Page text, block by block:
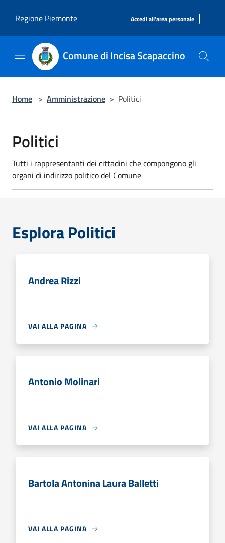
Regione Piemonte
Accedi all'area personale |
Comune di Incisa Scapaccino
Home > Amministrazione > Politici
Politici
Tutti i rappresentanti dei cittadini che compongono gli
organi di indirizzo politico del Comune
Esplora Politici
Andrea Rizzi
VAI ALLA PAGINA
Antonio Molinari
VAI ALLA PAGINA
Bartola Antonina Laura Balletti
VAI ALLA PAGINA